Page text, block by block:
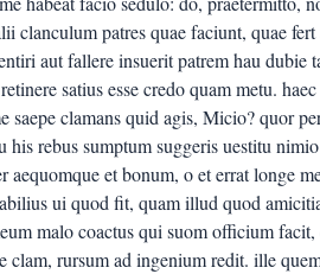
clanculum patres quae faciunt, quae
aut fallere insuerit patrem hau dubie
satius esse credo quam metu.
saepe clamans quid agis, Micio? quor
his rebus sumptum suggeris uestitu
aequomque et bonum, o et errat longe
ui quod fit, quam illud quod
malo coactus qui suom officium
clam, rursum ad ingenium redit. ille